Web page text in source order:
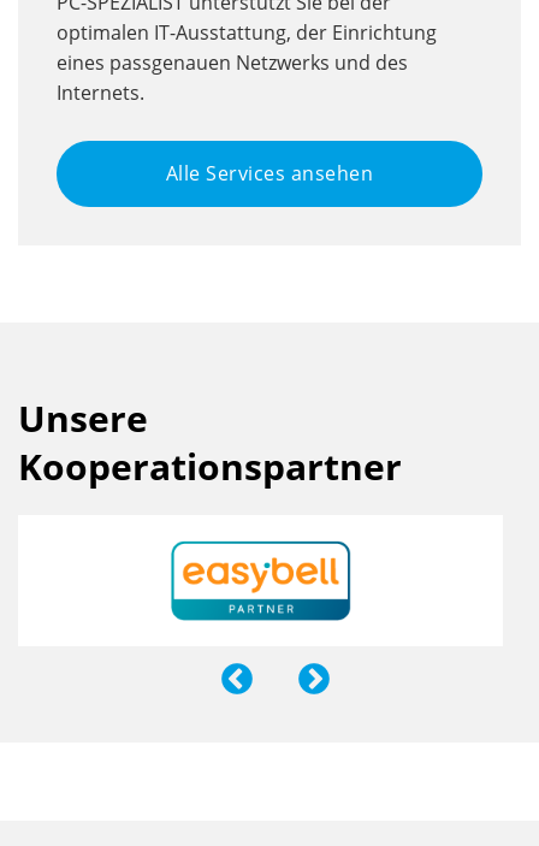
optimalen IT-Ausstattung, der Einrichtung
eines passgenauen Netzwerks und des
Internets.
Alle Services ansehen
Unsere
Kooperationspartner